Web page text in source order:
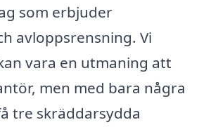
som erbjuder
avloppsrensning. Vi
vara en utmaning att
men med bara några
tre skräddarsydda